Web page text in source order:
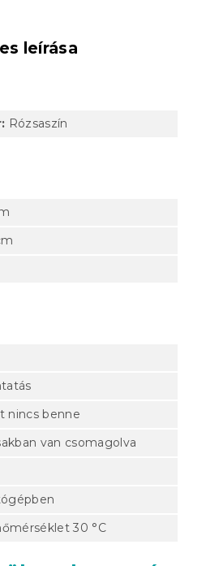
leírása
Rózsaszín
nincs benne
van csomagolva
30 °C